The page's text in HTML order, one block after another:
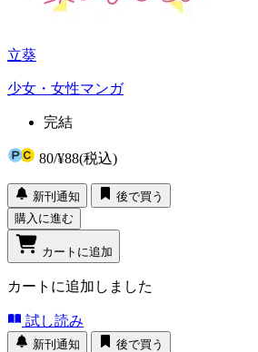
立葵
少女・女性マンガ
完結
80/¥88(税込)
新刊通知
後で買う
購入に進む
カートに追加
カートに追加しました
試し読み
新刊通知 後で買う